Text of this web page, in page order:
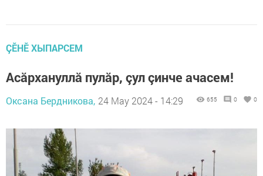
ÇӖНӖ ХЫПАРСЕМ
Асăрхануллă пулăр, çул çинче ачасем!
Оксана Бердникова, 24 May 2024 - 14:29 655 0 0